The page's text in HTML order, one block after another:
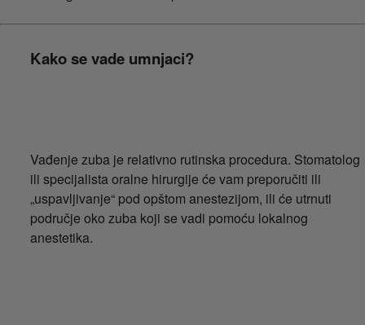
Kako se vade umnjaci?
Vađenje zuba je relativno rutinska procedura. Stomatolog
ili specijalista oralne hirurgije će vam preporučiti ili
„uspavljivanje“ pod opštom anestezijom, ili će utrnuti
područje oko zuba koji se vadi pomoću lokalnog
anestetika.